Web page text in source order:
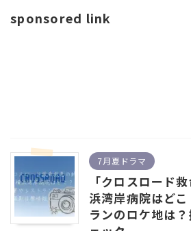
sponsored link
7月夏ドラマ
「クロスロード
浜湾岸病院はど
ランのロケ地は